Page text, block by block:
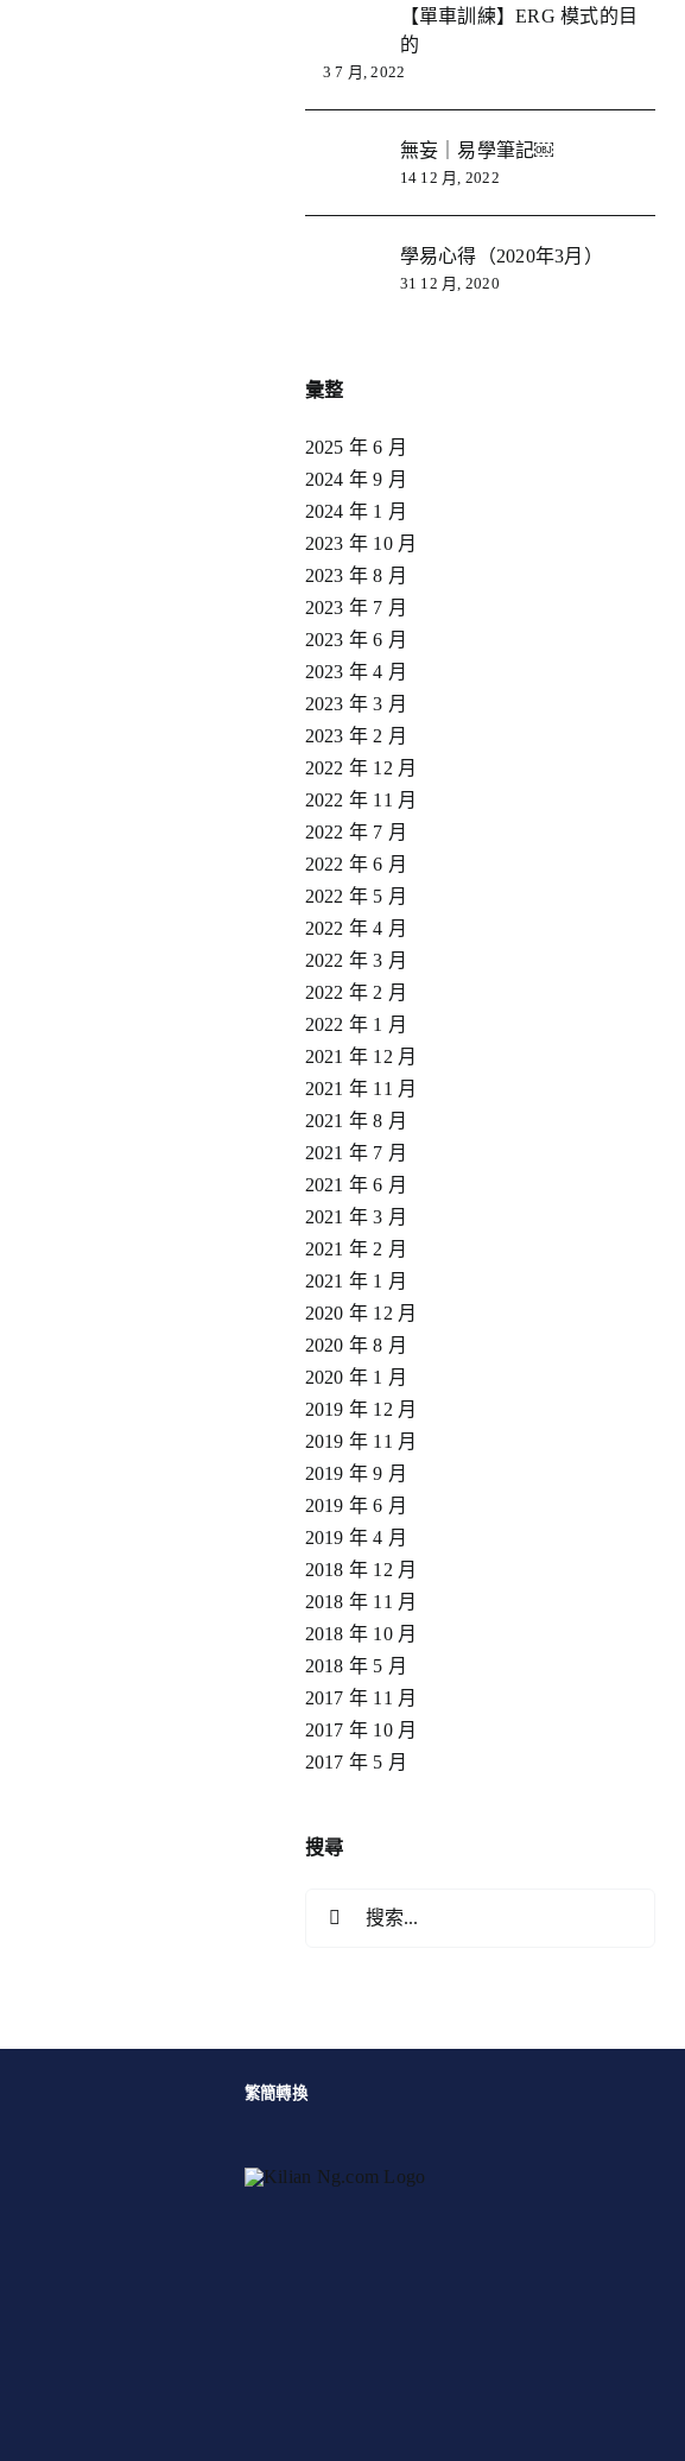
【單車訓練】ERG 模式的目
的
3 7 月, 2022
無妄｜易學筆記￼
14 12 月, 2022
學易心得（2020年3月）
31 12 月, 2020
彙整
2025 年 6 月
2024 年 9 月
2024 年 1 月
2023 年 10 月
2023 年 8 月
2023 年 7 月
2023 年 6 月
2023 年 4 月
2023 年 3 月
2023 年 2 月
2022 年 12 月
2022 年 11 月
2022 年 7 月
2022 年 6 月
2022 年 5 月
2022 年 4 月
2022 年 3 月
2022 年 2 月
2022 年 1 月
2021 年 12 月
2021 年 11 月
2021 年 8 月
2021 年 7 月
2021 年 6 月
2021 年 3 月
2021 年 2 月
2021 年 1 月
2020 年 12 月
2020 年 8 月
2020 年 1 月
2019 年 12 月
2019 年 11 月
2019 年 9 月
2019 年 6 月
2019 年 4 月
2018 年 12 月
2018 年 11 月
2018 年 10 月
2018 年 5 月
2017 年 11 月
2017 年 10 月
2017 年 5 月
搜尋
繁簡轉換